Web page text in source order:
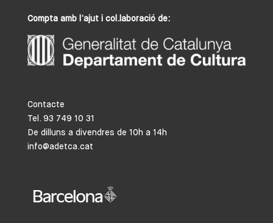
Compta amb l’ajut i col.laboració de:
Contacte
Tel. 93 749 10 31
De dilluns a divendres de 10h a 14h
info@adetca.cat